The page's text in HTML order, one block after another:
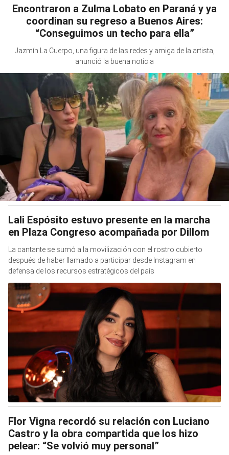
Encontraron a Zulma Lobato en Paraná y ya
coordinan su regreso a Buenos Aires:
“Conseguimos un techo para ella”
Jazmín La Cuerpo, una figura de las redes y amiga de la artista,
anunció la buena noticia
Lali Espósito estuvo presente en la marcha
en Plaza Congreso acompañada por Dillom
La cantante se sumó a la movilización con el rostro cubierto
después de haber llamado a participar desde Instagram en
defensa de los recursos estratégicos del país
Flor Vigna recordó su relación con Luciano
Castro y la obra compartida que los hizo
pelear: “Se volvió muy personal”